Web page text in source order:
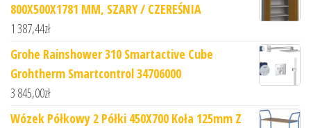
800X500X1781 MM, SZARY / CZEREŚNIA
1 387,44zł
Grohe Rainshower 310 Smartactive Cube
Grohtherm Smartcontrol 34706000
3 845,00zł
Wózek Półkowy 2 Półki 450X700 Koła 125mm Z